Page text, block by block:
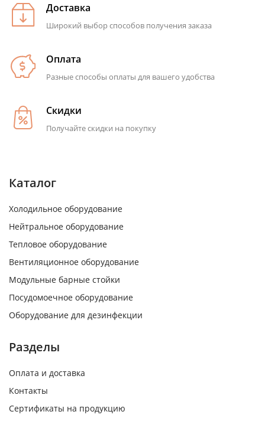
Доставка
Широкий выбор способов получения заказа
Оплата
Разные способы оплаты для вашего удобства
Скидки
Получайте скидки на покупку
Каталог
Холодильное оборудование
Нейтральное оборудование
Тепловое оборудование
Вентиляционное оборудование
Модульные барные стойки
Посудомоечное оборудование
Оборудование для дезинфекции
Разделы
Оплата и доставка
Контакты
Сертификаты на продукцию